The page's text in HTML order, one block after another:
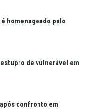
homenageado pelo
de vulnerável em
confronto em